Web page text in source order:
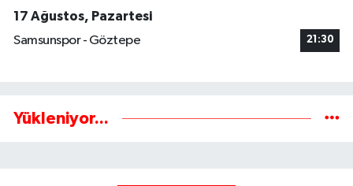
17 Ağustos, Pazartesi
Samsunspor - Göztepe
21:30
Yükleniyor...